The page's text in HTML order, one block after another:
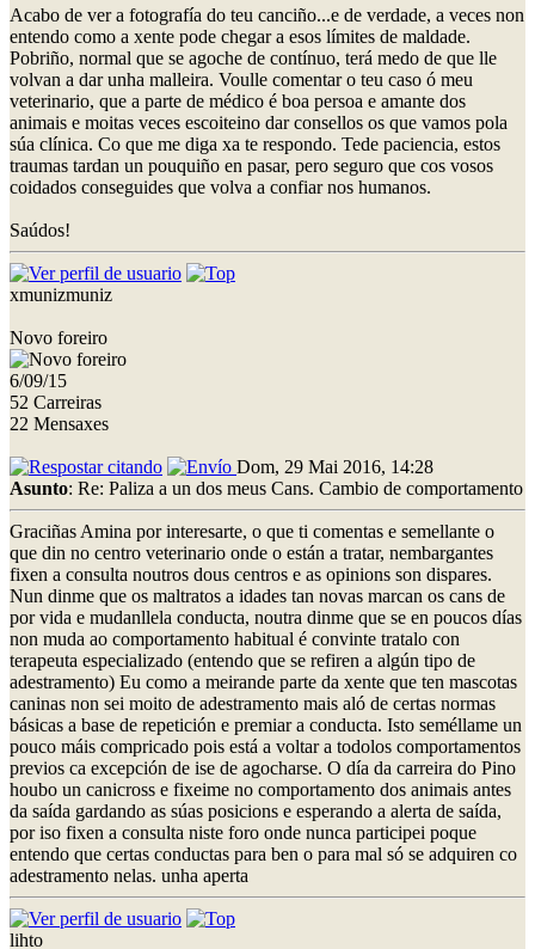
Acabo de ver a fotografía do teu canciño...e de verdade, a veces non
entendo como a xente pode chegar a esos límites de maldade.
Pobriño, normal que se agoche de contínuo, terá medo de que lle
volvan a dar unha malleira. Voulle comentar o teu caso ó meu
veterinario, que a parte de médico é boa persoa e amante dos
animais e moitas veces escoiteino dar consellos os que vamos pola
súa clínica. Co que me diga xa te respondo. Tede paciencia, estos
traumas tardan un pouquiño en pasar, pero seguro que cos vosos
coidados conseguides que volva a confiar nos humanos.
Saúdos!
xmunizmuniz
Novo foreiro
6/09/15
52 Carreiras
22 Mensaxes
Dom, 29 Mai 2016, 14:28
Asunto: Re: Paliza a un dos meus Cans. Cambio de comportamento
Graciñas Amina por interesarte, o que ti comentas e semellante o
que din no centro veterinario onde o están a tratar, nembargantes
fixen a consulta noutros dous centros e as opinions son dispares.
Nun dinme que os maltratos a idades tan novas marcan os cans de
por vida e mudanllela conducta, noutra dinme que se en poucos días
non muda ao comportamento habitual é convinte tratalo con
terapeuta especializado (entendo que se refiren a algún tipo de
adestramento) Eu como a meirande parte da xente que ten mascotas
caninas non sei moito de adestramento mais aló de certas normas
básicas a base de repetición e premiar a conducta. Isto seméllame un
pouco máis compricado pois está a voltar a todolos comportamentos
previos ca excepción de ise de agocharse. O día da carreira do Pino
houbo un canicross e fixeime no comportamento dos animais antes
da saída gardando as súas posicions e esperando a alerta de saída,
por iso fixen a consulta niste foro onde nunca participei poque
entendo que certas conductas para ben o para mal só se adquiren co
adestramento nelas. unha aperta
lihto